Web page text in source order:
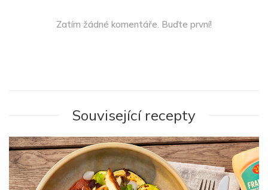
Zatím žádné komentáře. Buďte první!
Související recepty